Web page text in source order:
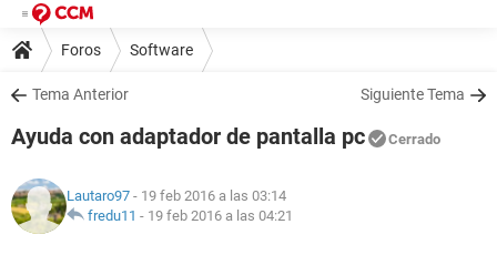
Foros Software
Tema Anterior Siguiente Tema
Ayuda con adaptador de pantalla pc Cerrado
Lautaro97 - 19 feb 2016 a las 03:14
fredu11 - 19 feb 2016 a las 04:21